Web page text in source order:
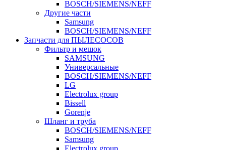
BOSCH/SIEMENS/NEFF
Другие части
Samsung
BOSCH/SIEMENS/NEFF
Запчасти для ПЫЛЕСОСОВ
Фильтр и мешок
SAMSUNG
Универсальные
BOSCH/SIEMENS/NEFF
LG
Electrolux group
Bissell
Gorenje
Шланг и труба
BOSCH/SIEMENS/NEFF
Samsung
Electrolux group